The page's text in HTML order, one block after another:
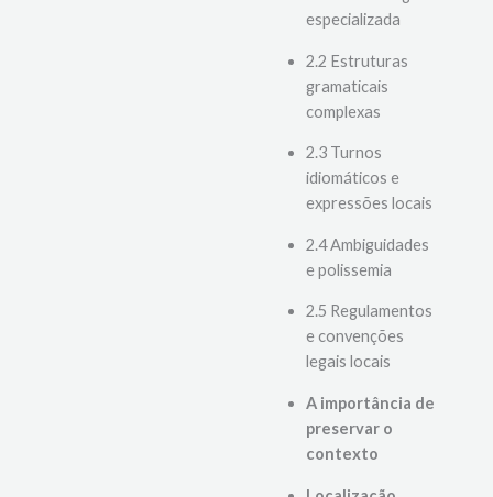
2.1 Terminologia
especializada
2.2 Estruturas
gramaticais
complexas
2.3 Turnos
idiomáticos e
expressões locais
2.4 Ambiguidades
e polissemia
2.5 Regulamentos
e convenções
legais locais
A importância de
preservar o
contexto